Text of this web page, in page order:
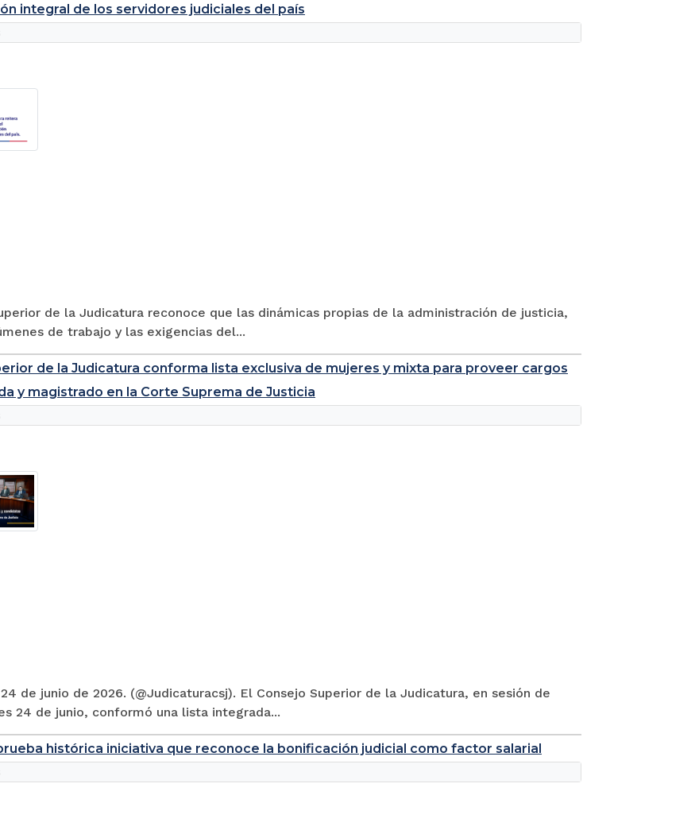
integral de los servidores judiciales del país
de la Judicatura reconoce que las dinámicas propias de la administración de justicia,
de trabajo y las exigencias del...
de la Judicatura conforma lista exclusiva de mujeres y mixta para proveer cargos
y magistrado en la Corte Suprema de Justicia
de junio de 2026. (@Judicaturacsj). El Consejo Superior de la Judicatura, en sesión de
24 de junio, conformó una lista integrada...
histórica iniciativa que reconoce la bonificación judicial como factor salarial